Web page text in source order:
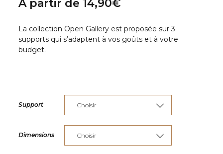
À partir de14,90€
La collection Open Gallery est proposée sur 3
supports qui s’adaptent à vos goûts et à votre
budget.
Support
Dimensions